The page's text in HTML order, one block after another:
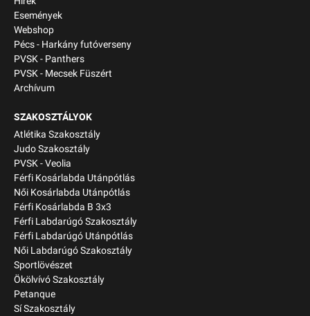
Események
Webshop
Pécs - Harkány futóverseny
PVSK - Panthers
PVSK - Mecsek Füszért
Archívum
SZAKOSZTÁLYOK
Atlétika Szakosztály
Judo Szakosztály
PVSK - Veolia
Férfi Kosárlabda Utánpótlás
Női Kosárlabda Utánpótlás
Férfi Kosárlabda B 3x3
Férfi Labdarúgó Szakosztály
Férfi Labdarúgó Utánpótlás
Női Labdarúgó Szakosztály
Sportlövészet
Ökölvívó Szakosztály
Petanque
Sí Szakosztály